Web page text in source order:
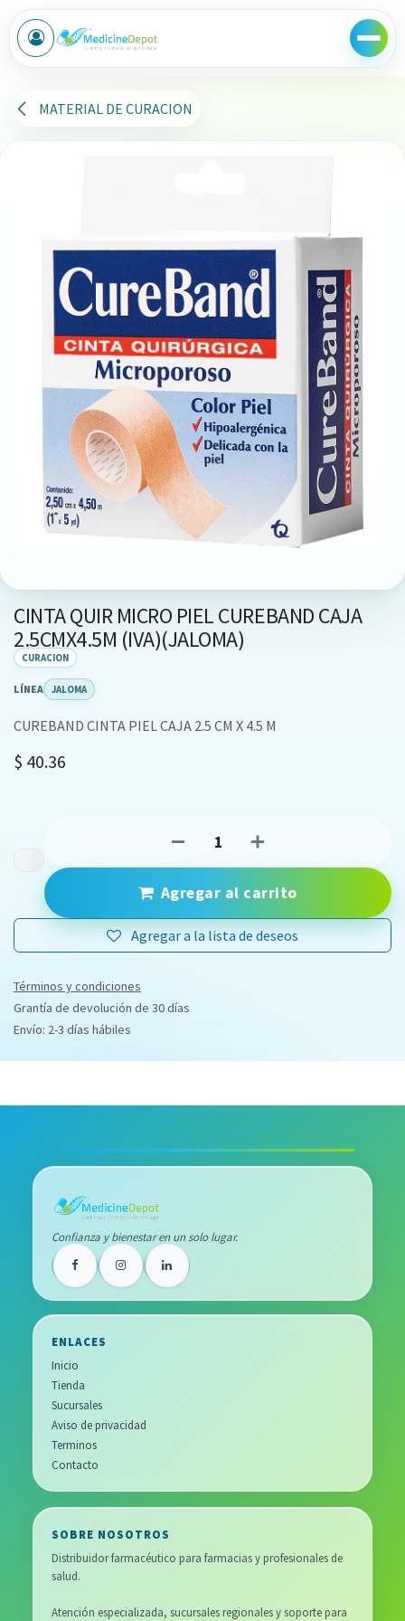
Ir al contenido
MATERIAL DE CURACION
CINTA QUIR MICRO PIEL CUREBAND CAJA
2.5CMX4.5M (IVA)(JALOMA)
CURACION
LÍNEA JALOMA
CUREBAND CINTA PIEL CAJA 2.5 CM X 4.5 M
$ 40.36
Agregar al carrito
Agregar a la lista de deseos
Términos y condiciones
Grantía de devolución de 30 días
Envío: 2-3 días hábiles
Confianza y bienestar en un solo lugar.
ENLACES
Inicio
Tienda
Sucursales
Aviso de privacidad
Terminos
Contacto
SOBRE NOSOTROS
Distribuidor farmacéutico para farmacias y profesionales de
salud.
Atención especializada, sucursales regionales y soporte para